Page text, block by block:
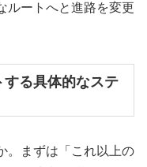
ルートへと進路を変更
る具体的なステ
。まずは「これ以上の